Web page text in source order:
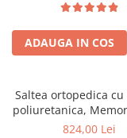
vara-iarna, sistem
perimetral,
ADAUGA IN COS
Saltea ortopedica cu
poliuretanica,
Paris 5cm,824,00 Lei